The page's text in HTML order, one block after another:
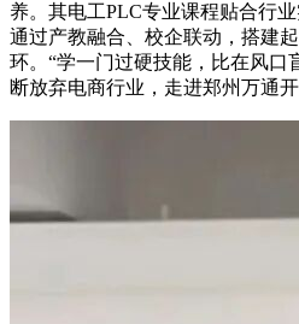
养。其电工PLC专业课程贴合行
通过产教融合、校企联动，搭建
环。“学一门过硬技能，比在风口
断放弃电商行业，走进郑州万通